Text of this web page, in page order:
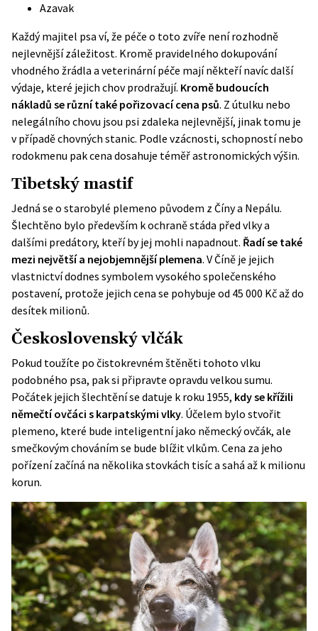
Azavak
Každý majitel psa ví, že péče o toto zvíře není rozhodně
nejlevnější záležitost. Kromě pravidelného dokupování
vhodného žrádla a veterinární péče mají někteří navíc další
výdaje, které jejich chov prodražují. Kromě budoucích
nákladů se různí také pořizovací cena psů. Z útulku nebo
nelegálního chovu jsou psi zdaleka nejlevnější, jinak tomu je
v případě chovných stanic. Podle vzácnosti, schopností nebo
rodokmenu pak cena dosahuje téměř astronomických výšin.
Tibetský mastif
Jedná se o starobylé plemeno původem z Číny a Nepálu.
Šlechtěno bylo především k ochraně stáda před vlky a
dalšími predátory, kteří by jej mohli napadnout. Řadí se také
mezi největší a nejobjemnější plemena. V Číně je jejich
vlastnictví dodnes symbolem vysokého společenského
postavení, protože jejich cena se pohybuje od 45 000 Kč až do
desítek milionů.
Československý vlčák
Pokud toužíte po čistokrevném štěněti tohoto vlku
podobného psa, pak si připravte opravdu velkou sumu.
Počátek jejich šlechtění se datuje k roku 1955, kdy se křížili
němečtí ovčáci s karpatskými vlky. Účelem bylo stvořit
plemeno, které bude inteligentní jako německý ovčák, ale
smečkovým chováním se bude blížit vlkům. Cena za jeho
pořízení začíná na několika stovkách tisíc a sahá až k milionu
korun.